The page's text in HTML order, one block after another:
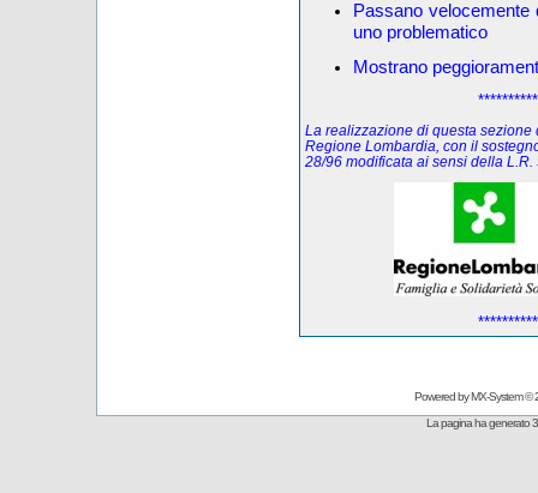
Passano
uno problematico
Mostrano
La realizzazione di questa sezione
Regione Lombardia, con il
28/96 modificata ai sensi della
Powered byMX-System©
La pagina ha generato